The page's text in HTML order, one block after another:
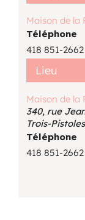
Lieu
Maison de la
340, rue
Trois-Pistoles
Téléphone
418 851-2662
Maison de la
Téléphone
418 851-2662